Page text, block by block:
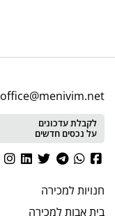
office@menivim.net
לקבלת עדכונים
על נכסים חדשים
חנויותלמכירה
בית אבותלמכירה